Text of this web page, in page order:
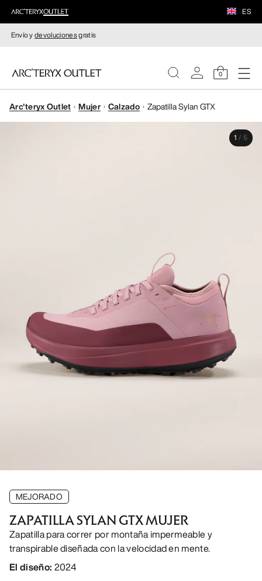
ES
Envío ydevolucionesgratis
0
MUJERE
Arc'teryx Outlet Mujer Calzado Zapatilla Sylan GTX
1 / 5
MEJORADO
ZAPATILLA SYLAN GTX MUJER
Zapatilla para correr por montaña impermeable y
transpirable diseñada con la velocidad en mente.
El diseño: 2024